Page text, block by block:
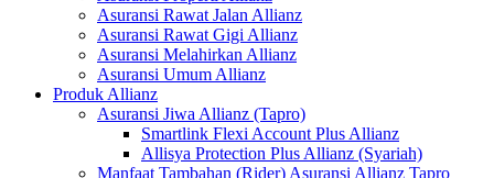
Asuransi Rawat Jalan Allianz
Asuransi Rawat Gigi Allianz
Asuransi Melahirkan Allianz
Asuransi Umum Allianz
Produk Allianz
Asuransi Jiwa Allianz (Tapro)
Smartlink Flexi Account Plus Allianz
Allisya Protection Plus Allianz (Syariah)
Manfaat Tambahan (Rider) Asuransi Allianz Tapro